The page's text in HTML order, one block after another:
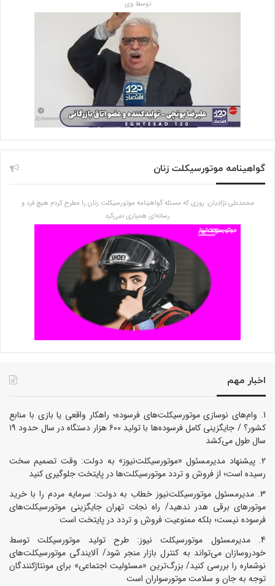
توسط وی
گواهینامه موتورسیکلت زنان
محمدعلی نژادیان: روزی که مسئله گواهینامه موتورسیکلت زنان را مطرح کردم هیچ فرد و
رسانه‌ای همیاری نمی‌کرد
اخبار مهم
وام‌های نوسازی موتورسیکلت‌های فرسوده؛ راهکار واقعی یا بازی با منابع
کشور؟ / جایگزینی کامل فرسوده‌ها با تولید ۶۰۰ هزار دستگاه در سال حدود ۱۹
سال طول می‌کشد
پیشنهاد مدیرمسئول «موتورسیکلت‌نیوز» به دولت: وقت تصمیم سخت
رسیده است؛ از فروش و تردد موتورسیکلت‌ها در پایتخت جلوگیری کنید
مدیرمسئول موتورسیکلت‌نیوز خطاب به دولت: سرمایه مردم را با خرید
موتورهای برقی هدر ندهید/ راه نجات تهران جایگزینی موتورسیکلت‌های
فرسوده نیست؛ بلکه ممنوعیت فروش و تردد در پایتخت است
مدیرمسئول موتورسیکلت نیوز: طرح تولید موتورسیکلت توسط
خودروسازان می‌تواند به کنترل بازار منجر شود/ آلایندگی موتورسیکلت‌های
نوشماره را بررسی کنید/ بزرگ‌ترین «مسئولیت اجتماعی» برای مونتاژکنندگان
توجه به جان و سلامت موتورسواران است